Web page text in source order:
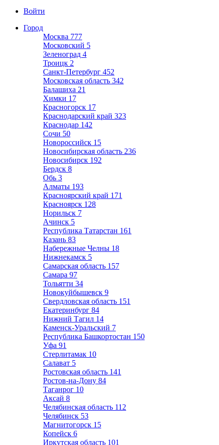
Войти
Город
Москва 777
Московский 5
Зеленоград 4
Троицк 2
Санкт-Петербург 452
Московская область 342
Балашиха 21
Химки 17
Красногорск 17
Краснодарский край 323
Краснодар 142
Сочи 50
Новороссийск 15
Новосибирская область 236
Новосибирск 192
Бердск 8
Обь 3
Алматы 193
Красноярский край 171
Красноярск 128
Норильск 7
Ачинск 5
Республика Татарстан 161
Казань 83
Набережные Челны 18
Нижнекамск 5
Самарская область 157
Самара 97
Тольятти 34
Новокуйбышевск 9
Свердловская область 151
Екатеринбург 84
Нижний Тагил 14
Каменск-Уральский 7
Республика Башкортостан 150
Уфа 91
Стерлитамак 10
Салават 5
Ростовская область 141
Ростов-на-Дону 84
Таганрог 10
Аксай 8
Челябинская область 112
Челябинск 53
Магнитогорск 15
Копейск 6
Иркутская область 101